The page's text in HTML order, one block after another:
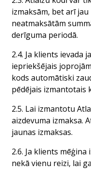
izmaksām, bet arī
neatmaksātām
derīguma periodā.
2.4. Ja klients ievada
iepriekšējais
kods automātiski
pēdējais izmantotais
2.5. Lai izmantotu
aizdevuma izmaksa.
jaunas izmaksas.
2.6. Ja klients
nekā vienu reizi, lai